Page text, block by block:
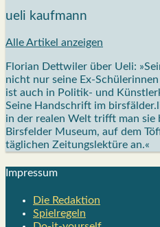
ueli kaufmann
Alle Artikel anzeigen
Florian Dettwiler über Ueli:
nicht nur seine Ex-
ist auch in Politik- und
Seine Handschrift im
in der realen Welt trifft man sie
Birsfelder Museum, auf dem
täglichen Zeitungslektüre an.«
Impres­sum
Die Redak­ti­on
Spiel­re­geln